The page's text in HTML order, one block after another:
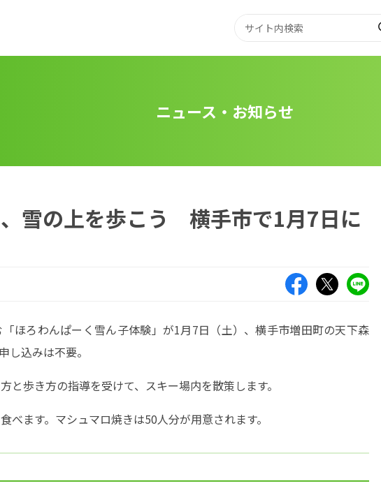
ニュース・お知らせ
雪の上を歩こう 横手市で1月7日に
Facebook X（旧Twitter
ほろわんぱーく雪ん子体験」が1月7日（土）、横手市増田町の天下森
し込みは不要。
と歩き方の指導を受けて、スキー場内を散策します。
べます。マシュマロ焼きは50人分が用意されます。